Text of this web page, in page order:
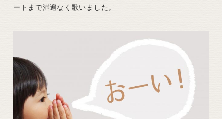
ートまで満遍なく歌いました。